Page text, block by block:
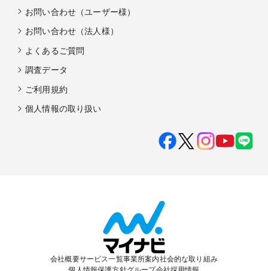
お問い合わせ（ユーザー様）
お問い合わせ（法人様）
よくあるご質問
調査データ
ご利用規約
個人情報の取り扱い
会社概要サービス一覧事業所案内社会的な取り組み